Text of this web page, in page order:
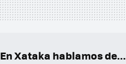
En Xataka hablamos de...